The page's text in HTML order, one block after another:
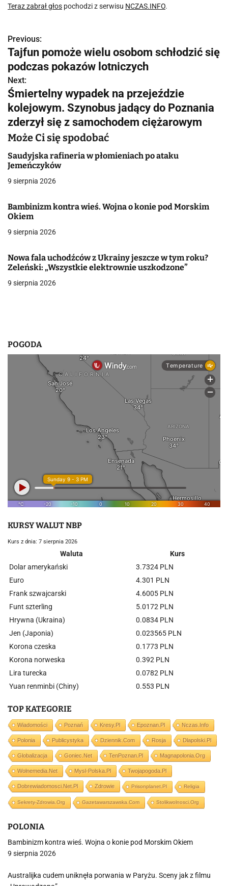
Teraz zabrał głos pochodzi z serwisu NCZAS.INFO.
N
a
w
i
g
a
c
j
w
p
i
s
Previous:
Tajfun pomoże wielu osobom schłodzić się
podczas pokazów lotniczych
Next:
Śmiertelny wypadek na przejeździe
kolejowym. Szynobus jadący do Poznania
zderzył się z samochodem ciężarowym
Może Ci się spodobać
Saudyjska rafineria w płomieniach po ataku
Jemeńczyków
9 sierpnia 2026
Bambinizm kontra wieś. Wojna o konie pod Morskim
Okiem
9 sierpnia 2026
Nowa fala uchodźców z Ukrainy jeszcze w tym roku?
Zeleński: „Wszystkie elektrownie uszkodzone”
9 sierpnia 2026
POGODA
KURSY WALUT NBP
Kurs z dnia: 7 sierpnia 2026
Waluta
Kurs
Dolar amerykański
3.7324 PLN
Euro
4.301 PLN
Frank szwajcarski
4.6005 PLN
Funt szterling
5.0172 PLN
Hrywna (Ukraina)
0.0834 PLN
Jen (Japonia)
0.023565 PLN
Korona czeska
0.1773 PLN
Korona norweska
0.392 PLN
Lira turecka
0.0782 PLN
Yuan renminbi (Chiny)
0.553 PLN
TOP KATEGORIE
Wiadomości Poznań Kresy.pl Epoznan.pl Nczas.info
Polonia Publicystyka Dziennik.com Rosja Dlapolski.pl
Globalizacja Goniec.net TenPoznan.pl Magnapolonia.org
Wolnemedia.net Mysl-Polska.pl Twojapogoda.pl
Dobrewiadomosci.net.pl Zdrowie Prisonplanet.pl Religia
Sekrety-Zdrowia.org Gazetawarszawska.com Stolikwolnosci.org
POLONIA
Bambinizm kontra wieś. Wojna o konie pod Morskim Okiem
9 sierpnia 2026
Australijka cudem uniknęła porwania w Paryżu. Sceny jak z filmu